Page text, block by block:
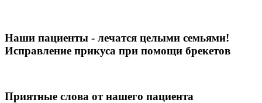
Наши пациенты - лечатся целыми семьями!
Исправление прикуса при помощи брекетов
Приятные слова от нашего пациента